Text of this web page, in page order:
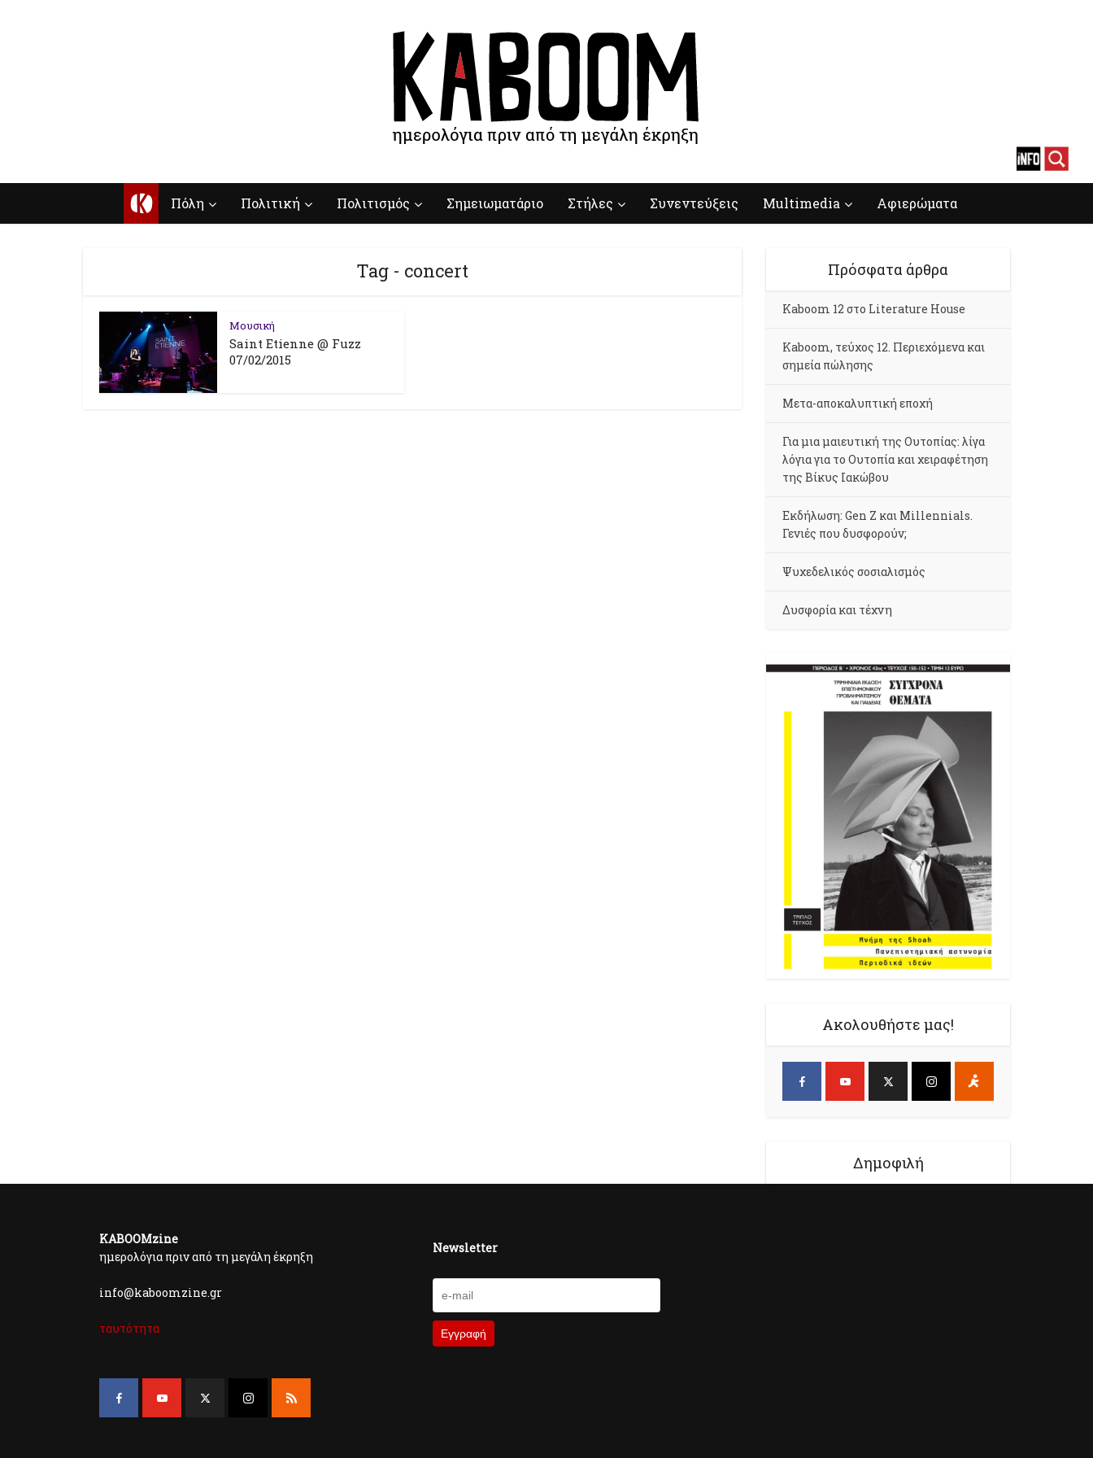
Κ Πόλη Πολιτική Πολιτισμός Σημειωματάριο Στήλες Συνεντεύξεις Multimedia Αφιερώματα
Tag - concert
Μουσική
Saint Etienne @ Fuzz
07/02/2015
Πρόσφατα άρθρα
Kaboom 12 στο Literature House
Kaboom, τεύχος 12. Περιεχόμενα και
σημεία πώλησης
Μετα-αποκαλυπτική εποχή
Για μια μαιευτική της Ουτοπίας: λίγα
λόγια για το Ουτοπία και χειραφέτηση
της Βίκυς Ιακώβου
Εκδήλωση: Gen Z και Millennials.
Γενιές που δυσφορούν;
Ψυχεδελικός σοσιαλισμός
Δυσφορία και τέχνη
Ακολουθήστε μας!
Δημοφιλή
KABOOMzine
ημερολόγια πριν από τη μεγάλη έκρηξη
info@kaboomzine.gr
ταυτότητα
Newsletter